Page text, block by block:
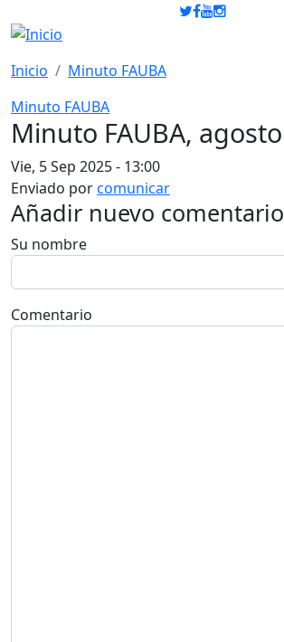
Pasar al contenido principal
Inicio
Minuto FAUBA
Minuto FAUBA
Minuto FAUBA, agosto
Vie, 5 Sep 2025 - 13:00
Enviado porcomunicar
Añadir nuevo comentario
Su nombre
Comentario